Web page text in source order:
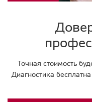
Точная стоимость
Диагностика